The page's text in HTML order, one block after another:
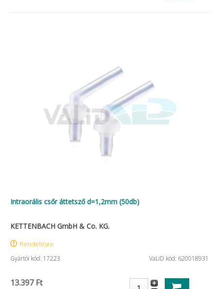
Intraorális csőr áttetsző d=1,2mm (50db)
KETTENBACH GmbH & Co. KG.
Rendelésre
Gyártói kód: 17223 VaLiD kód: 620018931
13.397 Ft